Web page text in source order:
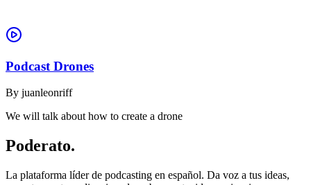
Podcast Drones
By juanleonriff
We will talk about how to create a drone
Poderato.
La plataforma líder de podcasting en español. Da voz a tus ideas,